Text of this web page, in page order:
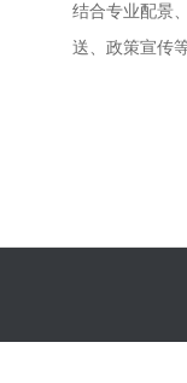
结合专业配景
送、政策宣传